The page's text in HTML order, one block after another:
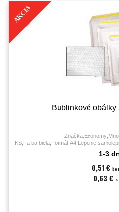
AKCIA
Bublinkové obálky
1-3
0,51 €
0,63 € s